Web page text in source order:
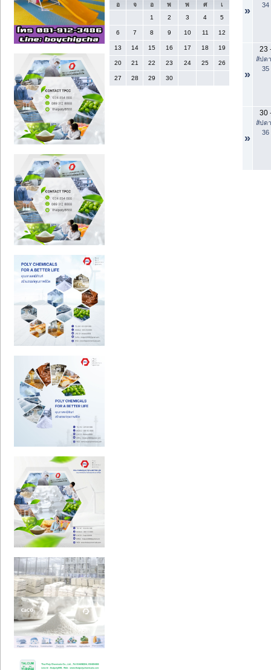
อ จ อ พ พ ศ
เ
1
2 3 4 5
6 7 8 9 10 11 12
13 14 15 16 17 18 19
20 21 22 23 24 25 26
27 28 29 30
»
34
»
23
สัปด
35
»
30
สัปด
36